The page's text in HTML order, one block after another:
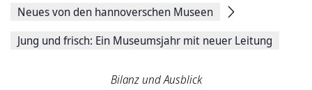
Seite
Neues von den hannoverschen Museen
Jung und frisch: Ein Museumsjahr mit neuer Leitung
Bilanz und Ausblick